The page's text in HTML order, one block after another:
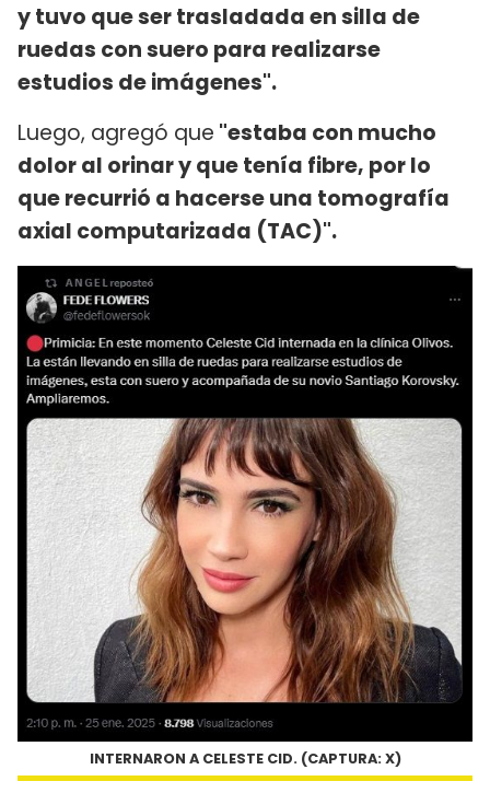
y tuvo que ser trasladada en silla de
ruedas con suero para realizarse
estudios de imágenes".
Luego, agregó que "estaba con mucho
dolor al orinar y que tenía fibre, por lo
que recurrió a hacerse una tomografía
axial computarizada (TAC)".
INTERNARON A CELESTE CID. (CAPTURA: X)